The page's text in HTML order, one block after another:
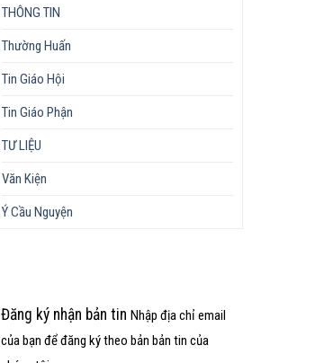
THÔNG TIN
Thường Huấn
Tin Giáo Hội
Tin Giáo Phận
TƯ LIỆU
Văn Kiện
Ý Cầu Nguyện
Đăng ký nhận bản tin Nhập địa chỉ email
của bạn để đăng ký theo bản bản tin của